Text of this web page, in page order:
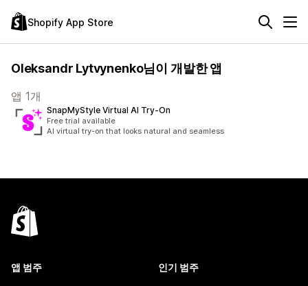
Shopify App Store
Oleksandr Lytvynenko님이 개발한 앱
앱 1개
SnapMyStyle Virtual AI Try‑On
Free trial available
AI virtual try-on that looks natural and seamless
앱 범주 인기 범주